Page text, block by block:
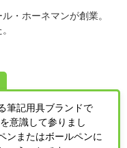
・ホーネマンが創業。
筆記用具ブランドで
意識して参りまし
ンまたはボールペンに